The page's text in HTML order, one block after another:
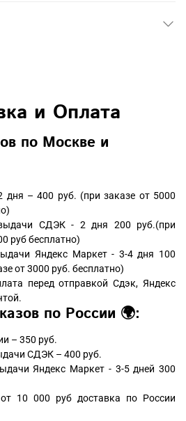
и Оплата
по Москве и
дня – 400 руб. (при заказе от 5000
СДЭК - 2 дня 200 руб.(при
руб бесплатно)
Яндекс Маркет - 3-4 дня 100
от 3000 руб. бесплатно)
перед отправкой Сдэк, Яндекс
по России 🌍:
– 350 руб.
СДЭК – 400 руб.
Яндекс Маркет - 3-5 дней 300
10 000 руб доставка по России